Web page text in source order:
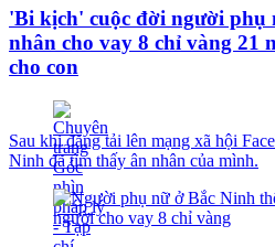
'Bi kịch' cuộc đời người phụ
nhân cho vay 8 chỉ vàng 21
cho con
Sau khi đăng tải lên mạng xã hội
Ninh đã tìm thấy ân nhân của mình.